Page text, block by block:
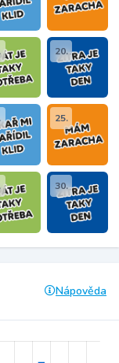
20.
25.
30.
Nápověda